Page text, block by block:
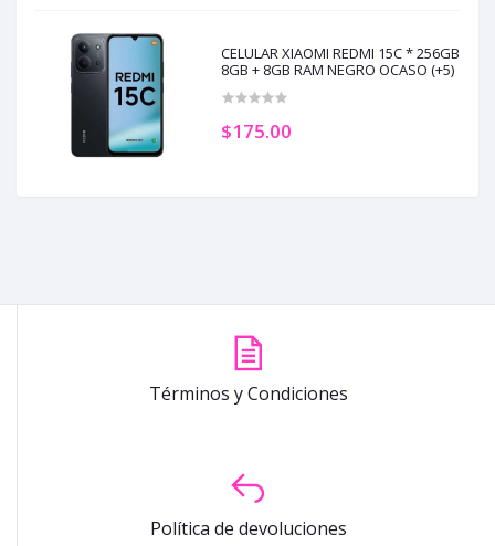
CELULAR XIAOMI REDMI 15C * 256GB
8GB + 8GB RAM NEGRO OCASO (+5)
$175.00
Términos y Condiciones
Política de devoluciones